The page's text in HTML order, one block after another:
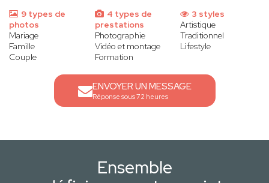
9 types de
photos
Mariage
Famille
Couple
4 types de
prestations
Photographie
Vidéo et montage
Formation
3 styles
Artistique
Traditionnel
Lifestyle
ENVOYER UN MESSAGE
Réponse sous 72 heures
Ensemble